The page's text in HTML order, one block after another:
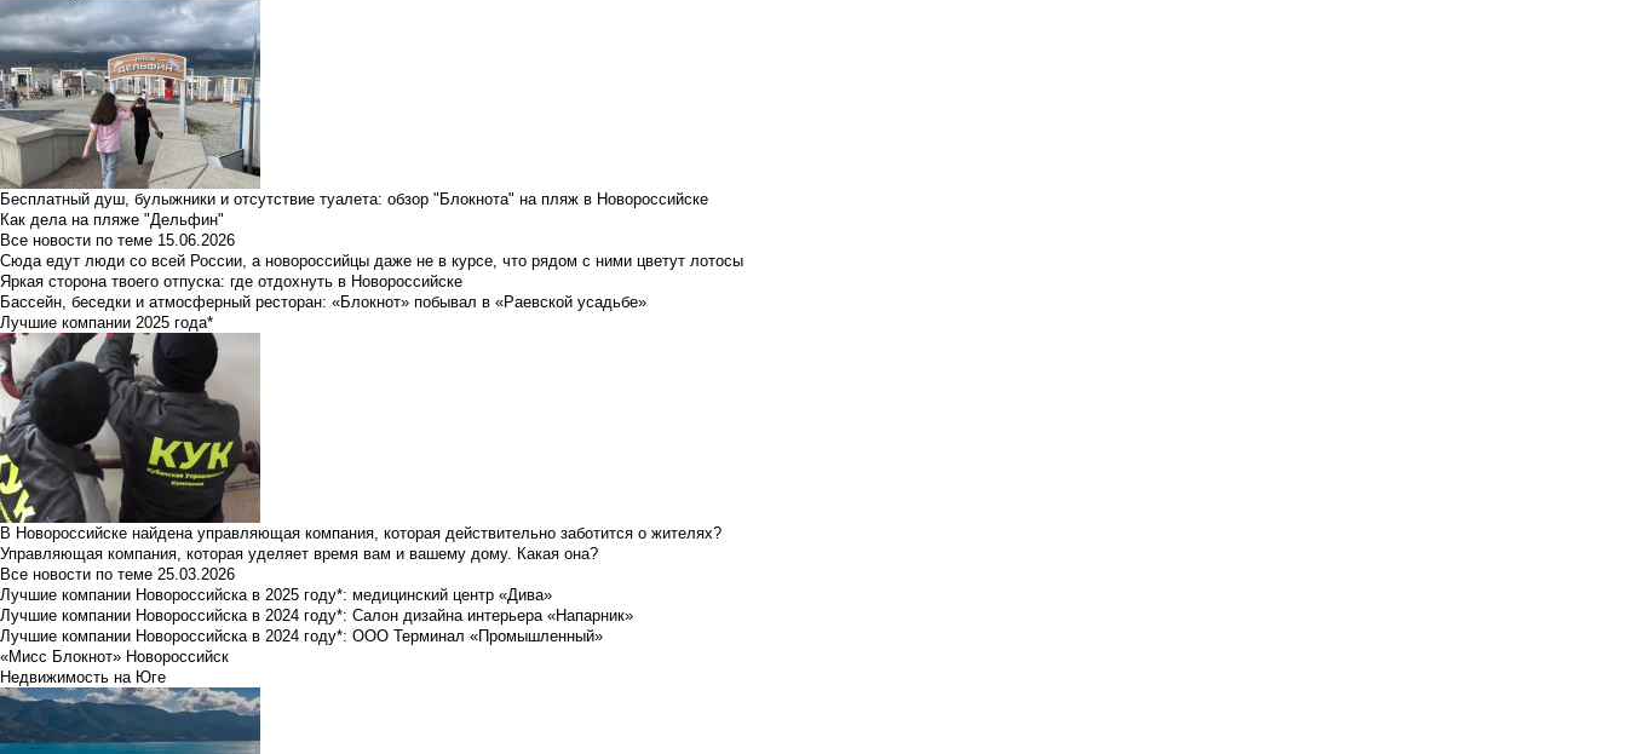
Бесплатный душ, булыжники и отсутствие туалета: обзор "Блокнота" на пляж в Новороссийске
Как дела на пляже "Дельфин"
Все новости по теме 15.06.2026
Сюда едут люди со всей России, а новороссийцы даже не в курсе, что рядом с ними цветут лотосы
Яркая сторона твоего отпуска: где отдохнуть в Новороссийске
Бассейн, беседки и атмосферный ресторан: «Блокнот» побывал в «Раевской усадьбе»
Лучшие компании 2025 года*
В Новороссийске найдена управляющая компания, которая действительно заботится о жителях?
Управляющая компания, которая уделяет время вам и вашему дому. Какая она?
Все новости по теме 25.03.2026
Лучшие компании Новороссийска в 2025 году*: медицинский центр «Дива»
Лучшие компании Новороссийска в 2024 году*: Салон дизайна интерьера «Напарник»
Лучшие компании Новороссийска в 2024 году*: ООО Терминал «Промышленный»
«Мисс Блокнот» Новороссийск
Недвижимость на Юге